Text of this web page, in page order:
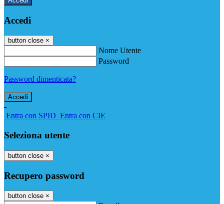
Accedi
button close ×
Nome Utente
Password
Password dimenticata?
-
Entra con SPID Entra con CIE
Seleziona utente
button close ×
Recupero password
button close ×